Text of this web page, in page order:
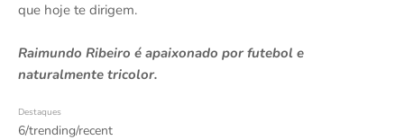
que hoje te dirigem.
Raimundo Ribeiro é apaixonado por futebol e
naturalmente tricolor.
Destaques
6/trending/recent